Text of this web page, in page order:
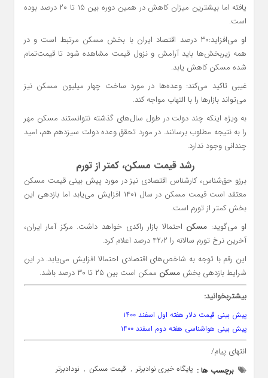
یافته اما بیشترین میزان کاهش در همین دوره بین ۱۵ تا ۲۰ درصد بوده
است.
او می‌افزاید:۳۰ درصد اقتصاد ایران با بخش مسکن مرتبط است و در
همه زیربخش‌ها باید آرامش و نزول قیمت مشاهده شود تا قیمت‌تمام
شده مسکن کاهش یابد.
غیبی تاکید می‌کند: وعده‌ها در مورد ساخت چهار میلیون مسکن نیز
می‌تواند بازارها را با التهاب مواجه کند.
به ویژه اینکه چند دولت در طول سال‌های گذشته نتوانستند مسکن مهر
را به نتیجه مطلوب برسانند. در مورد تحقق وعده دولت سیزدهم هم، امید
چندانی وجود ندارد.
رشد قیمت مسکن، کمتر از تورم
برزو حق‌شناس، کارشناس اقتصادی نیز در مورد پیش بینی قیمت مسکن
معتقد است قیمت مسکن در سال ۱۴۰۱ افزایش می‌یابد اما بازدهی این
بخش کمتر از تورم است.
او می‌گوید: مسکن احتمالا بازار راکدی خواهد داشت. مرکز آمار ایران،
آخرین نرخ تورم سالانه را ۴۲٫۲ درصد اعلام کرد.
این رقم با توجه به شاخص‌های اقتصادی احتمالا افزایش می‌یابد. در این
شرایط بازدهی بخش مسکن ممکن است بین ۲۵ تا ۳۰ درصد باشد.
بیشتربخوانید:
پیش بینی قیمت دلار هفته اول اسفند ۱۴۰۰
پیش بینی هواشناسی هفته دوم اسفند ۱۴۰۰
انتهای پیام/
برچسب ها : پایگاه خبری نوادبرتر , قیمت مسکن , نودادبرتر